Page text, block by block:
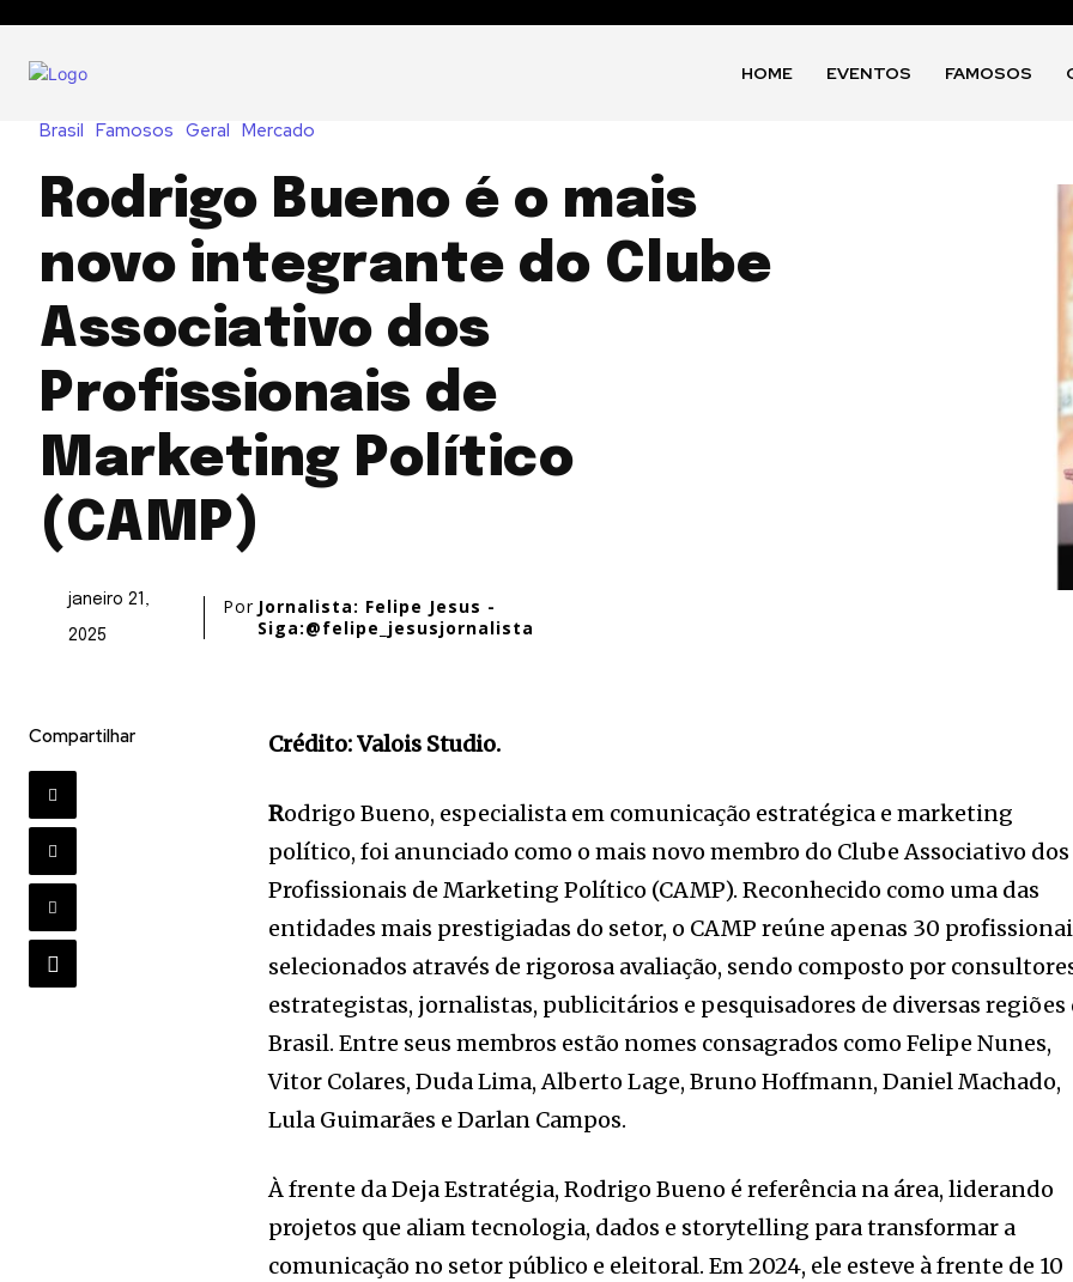
HOME EVENTOS FAMOSOS
Brasil Famosos Geral Mercado
Rodrigo Bueno é o mais
novo integrante do Clube
Associativo dos
Profissionais de
Marketing Político
(CAMP)
janeiro 21,
2025
Por Jornalista: Felipe Jesus -
Siga:@felipe_jesusjornalista
Compartilhar Crédito: Valois Studio.
Rodrigo Bueno, especialista em comunicação estratégica e marketing
político, foi anunciado como o mais novo membro do Clube Associativo dos
Profissionais de Marketing Político (CAMP). Reconhecido como uma das
entidades mais prestigiadas do setor, o CAMP reúne apenas 30
selecionados através de rigorosa avaliação, sendo composto por
estrategistas, jornalistas, publicitários e pesquisadores de diversas regiões
Brasil. Entre seus membros estão nomes consagrados como Felipe Nunes,
Vitor Colares, Duda Lima, Alberto Lage, Bruno Hoffmann, Daniel Machado,
Lula Guimarães e Darlan Campos.
À frente da Deja Estratégia, Rodrigo Bueno é referência na área, liderando
projetos que aliam tecnologia, dados e storytelling para transformar a
comunicação no setor público e eleitoral. Em 2024, ele esteve à frente de 10